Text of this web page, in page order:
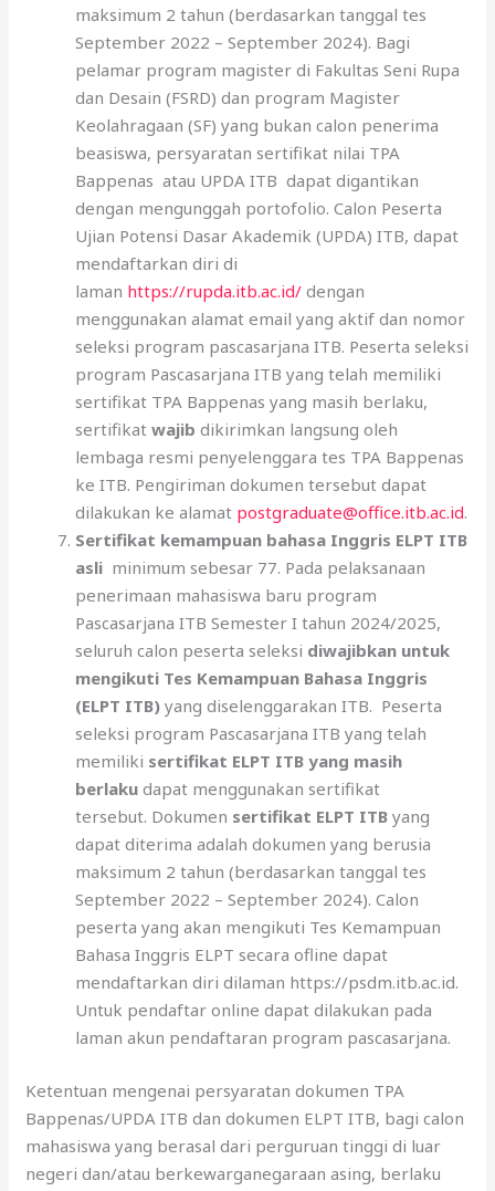
maksimum 2 tahun (berdasarkan tanggal tes
September 2022 – September 2024). Bagi
pelamar program magister di Fakultas Seni Rupa
dan Desain (FSRD) dan program Magister
Keolahragaan (SF) yang bukan calon penerima
beasiswa, persyaratan sertifikat nilai TPA
Bappenas atau UPDA ITB dapat digantikan
dengan mengunggah portofolio. Calon Peserta
Ujian Potensi Dasar Akademik (UPDA) ITB, dapat
mendaftarkan diri di
laman https://rupda.itb.ac.id/ dengan
menggunakan alamat email yang aktif dan nomor
seleksi program pascasarjana ITB. Peserta seleksi
program Pascasarjana ITB yang telah memiliki
sertifikat TPA Bappenas yang masih berlaku,
sertifikatwajib dikirimkan langsung oleh
lembaga resmi penyelenggara tes TPA Bappenas
ke ITB. Pengiriman dokumen tersebut dapat
dilakukan ke alamat postgraduate@office.itb.ac.id.
Sertifikat kemampuan bahasa Inggris ELPT ITB
asli minimum sebesar 77. Pada pelaksanaan
penerimaan mahasiswa baru program
Pascasarjana ITB Semester I tahun 2024/2025,
seluruh calon peserta seleksi diwajibkan untuk
mengikuti Tes Kemampuan Bahasa Inggris
(ELPT ITB) yang diselenggarakan ITB. Peserta
seleksi program Pascasarjana ITB yang telah
memiliki sertifikat ELPT ITB yang masih
berlaku dapat menggunakan sertifikat
tersebut. Dokumen sertifikat ELPT ITB yang
dapat diterima adalah dokumen yang berusia
maksimum 2 tahun (berdasarkan tanggal tes
September 2022 – September 2024). Calon
peserta yang akan mengikuti Tes Kemampuan
Bahasa Inggris ELPT secara ofline dapat
mendaftarkan diri dilaman https://psdm.itb.ac.id.
Untuk pendaftar online dapat dilakukan pada
laman akun pendaftaran program pascasarjana.
Ketentuan mengenai persyaratan dokumen TPA
Bappenas/UPDA ITB dan dokumen ELPT ITB, bagi calon
mahasiswa yang berasal dari perguruan tinggi di luar
negeri dan/atau berkewarganegaraan asing, berlaku